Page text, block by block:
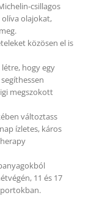
csillagos
olajokat,
közösen el is
létre, hogy egy
megszokott
változtass
ízletes, káros
11 és 17